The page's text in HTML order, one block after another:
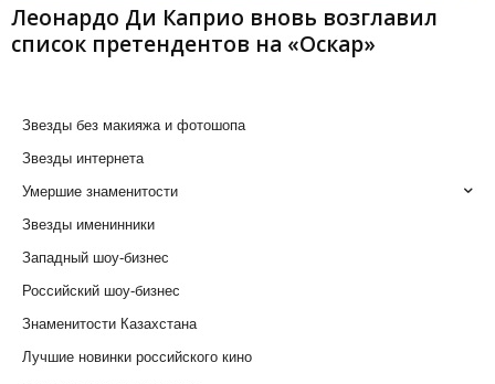
Леонардо Ди Каприо вновь возглавил
список претендентов на «Оскар»
Звезды без макияжа и фотошопа
Звезды интернета
Умершие знаменитости
Звезды именинники
Западный шоу-бизнес
Российский шоу-бизнес
Знаменитости Казахстана
Лучшие новинки российского кино